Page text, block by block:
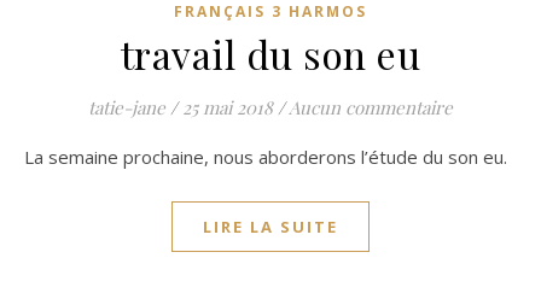
FRANÇAIS 3 HARMOS
travail du son eu
tatie-jane / 25 mai 2018 /Aucun commentaire
La semaine prochaine, nous aborderons l’étude du son eu.
LIRE LA SUITE